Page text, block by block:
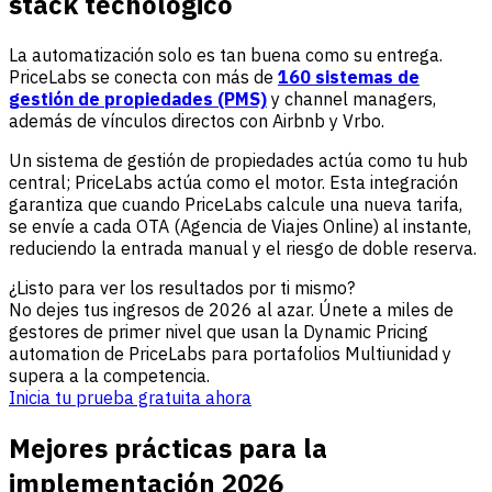
La automatización solo es tan buena como su entrega.
PriceLabs se conecta con más de 160 sistemas de
gestión de propiedades (PMS) y channel managers,
además de vínculos directos con Airbnb y Vrbo.
Un sistema de gestión de propiedades actúa como tu hub
central; PriceLabs actúa como el motor. Esta integración
garantiza que cuando PriceLabs calcule una nueva tarifa,
se envíe a cada OTA (Agencia de Viajes Online) al instante,
reduciendo la entrada manual y el riesgo de doble reserva.
¿Listo para ver los resultados por ti mismo?
No dejes tus ingresos de 2026 al azar. Únete a miles de
gestores de primer nivel que usan la Dynamic Pricing
automation de PriceLabs para portafolios Multiunidad y
supera a la competencia.
Inicia tu prueba gratuita ahora
Mejores prácticas para la
implementación 2026